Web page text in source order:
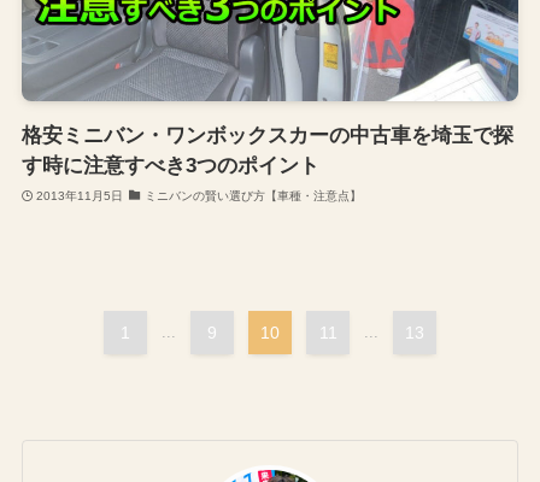
格安ミニバン・ワンボックスカーの中古車を埼玉で探
す時に注意すべき3つのポイント
2013年11月5日 ミニバンの賢い選び方【車種・注意点】
1 ... 9 10 11 ... 13